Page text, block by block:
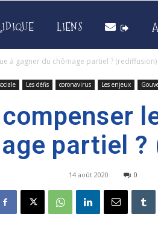
LIENS
à gagner du chômage partiel ? (rediffusion)
Les défis coronavirus Les enjeux
partiel
14 août 2020 0